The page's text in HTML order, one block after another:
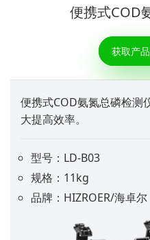
便携式COD
获取产
便携式COD氨氮总磷检测
大提高效率。
型号：LD-B03
规格：11kg
品牌：HIZROER/海卓尔